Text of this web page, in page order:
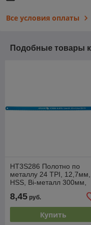
Все условия оплаты
Подобные товары
HT3S286 Полотно по
металлу 24 TPI, 12,7мм,
HSS, Bi-металл 300мм,
8,45 руб.
Купить